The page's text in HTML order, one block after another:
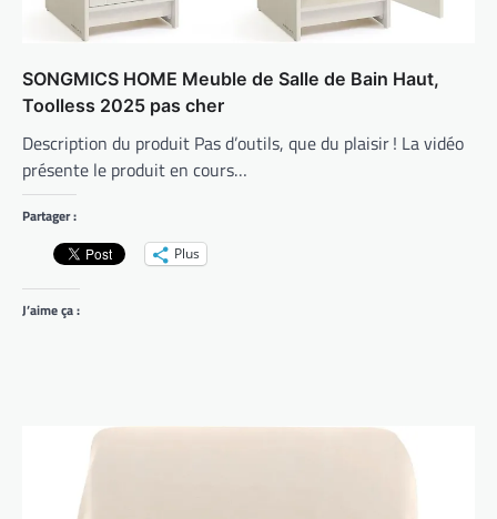
SONGMICS HOME Meuble de Salle de Bain Haut,
Toolless 2025 pas cher
Description du produit Pas d’outils, que du plaisir ! La vidéo
présente le produit en cours…
Partager :
Plus
J’aime ça :